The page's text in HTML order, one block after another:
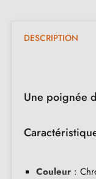
DESCRIPTION
Une poignée
Couleur :